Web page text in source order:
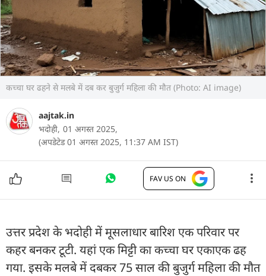
कच्चा घर ढहने से मलबे में दब कर बुजुर्ग महिला की मौत (Photo: AI image)
aajtak.in
भदोही, 01 अगस्त 2025,
(अपडेटेड 01 अगस्त 2025, 11:37 AM IST)
FAV US ON
उत्तर प्रदेश के भदोही में मूसलाधार बारिश एक परिवार पर
कहर बनकर टूटी. यहां एक मिट्टी का कच्चा घर एकाएक ढह
गया. इसके मलबे में दबकर 75 साल की बुजुर्ग महिला की मौत